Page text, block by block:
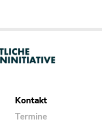
Kontakt
Termine